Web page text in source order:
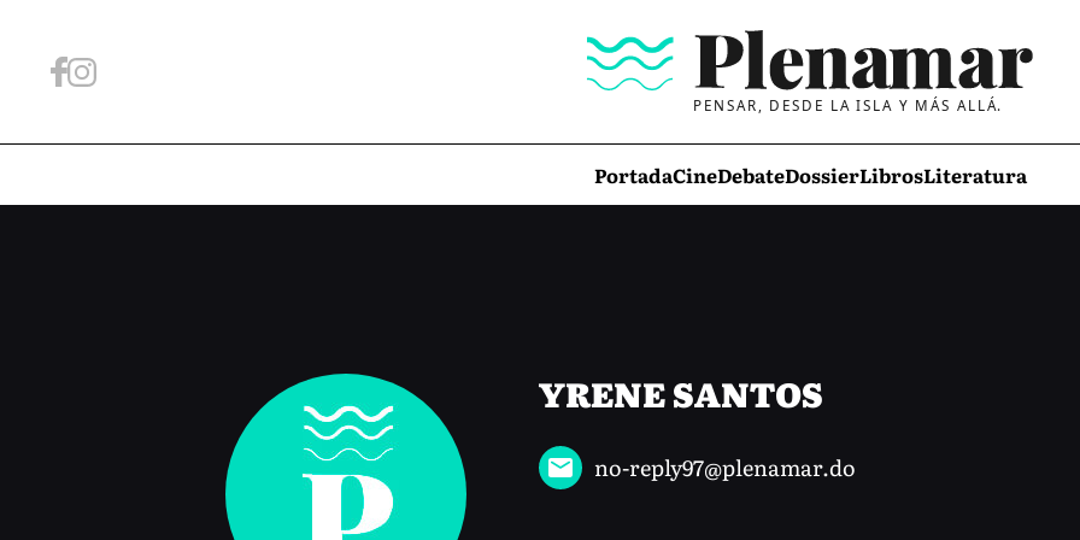
PENSAR, DESDE LA ISLA Y MÁS ALLÁ.
PortadaCineDebateDossierLibrosLiteratura
YRENE SANTOS
no-reply97@plenamar.do